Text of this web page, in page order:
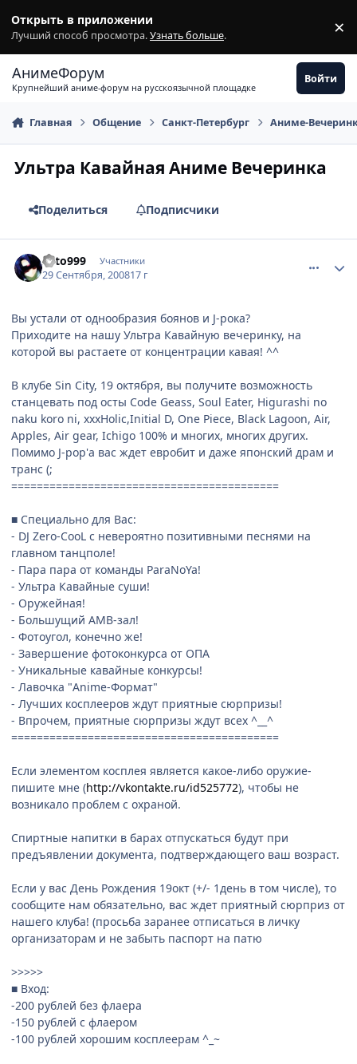
Открыть в приложении
Лучший способ просмотра.Узнать больше. ×
АнимеФорум
Крупнейший аниме-форум на русскоязычной площадке
Войти
Главная Общение Санкт-Петербург Аниме-
Ультра Кавайная Аниме Вечеринка
Поделиться Подписчики
Sato999 Участники
29 Сентября, 200817 г
Вы устали от однообразия боянов и J-рока?
Приходите на нашу Ультра Кавайную вечеринку, на
которой вы растаете от концентрации кавая! ^^
В клубе Sin City, 19 октября, вы получите возможность
станцевать под осты Code Geass, Soul Eater, Higurashi no
naku koro ni, xxxHolic,Initial D, One Piece, Black Lagoon, Air,
Apples, Air gear, Ichigo 100% и многих, многих других.
Помимо J-pop'а вас ждет евробит и даже японский драм и
транс (;
==========================================
■ Специально для Вас:
- DJ Zero-CooL с невероятно позитивными песнями на
главном танцполе!
- Пара пара от команды ParaNoYa!
- Ультра Кавайные суши!
- Оружейная!
- Большущий АМВ-зал!
- Фотоугол, конечно же!
- Завершение фотоконкурса от ОПА
- Уникальные кавайные конкурсы!
- Лавочка "Anime-Формат"
- Лучших косплееров ждут приятные сюрпризы!
- Впрочем, приятные сюрпризы ждут всех ^__^
==========================================
Если элементом косплея является какое-либо оружие-
пишите мне (http://vkontakte.ru/id525772), чтобы не
возникало проблем с охраной.
Спиртные напитки в барах отпускаться будут при
предъявлении документа, подтверждающего ваш возраст.
Если у вас День Рождения 19окт (+/- 1день в том числе), то
сообщите нам обязательно, вас ждет приятный сюрприз от
нашего клуба! (просьба заранее отписаться в личку
организаторам и не забыть паспорт на патю
>>>>>
■ Вход:
-200 рублей без флаера
-150 рублей с флаером
-100 рублей хорошим косплеерам ^_~